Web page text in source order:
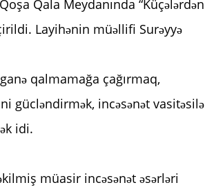
Qala Meydanında “Küçələrdən
Layihənin müəllifi Surəyyə
qalmamağa çağırmaq,
gücləndirmək, incəsənət vasitəsilə
idi.
müasir incəsənət əsərləri